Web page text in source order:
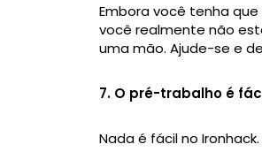
Embora você tenha
você realmente não
uma mão. Ajude-se e
7. O pré-trabalho é
Nada é fácil no